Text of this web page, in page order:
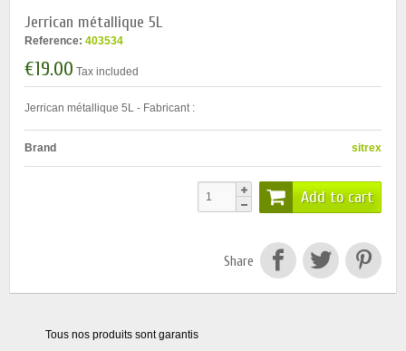
Jerrican métallique 5L
Reference: 403534
€19.00 Tax included
Jerrican métallique 5L - Fabricant :
Brand sitrex
Add to cart
Share
Tous nos produits sont garantis